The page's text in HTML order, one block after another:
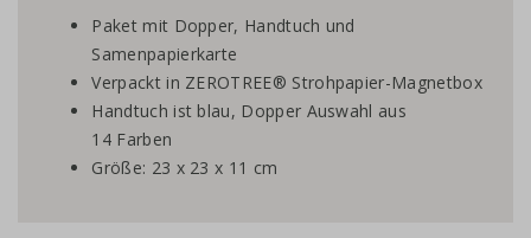
Paket mit Dopper, Handtuch und
Samenpapierkarte
Verpackt in ZEROTREE® Strohpapier-Magnetbox
Handtuch ist blau, Dopper Auswahl aus
14 Farben
Größe: 23 x 23 x 11 cm